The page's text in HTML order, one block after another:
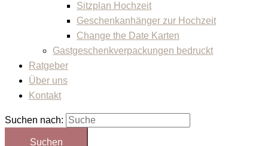
Sitzplan Hochzeit
Geschenkanhänger zur Hochzeit
Change the Date Karten
Gastgeschenkverpackungen bedruckt
Ratgeber
Über uns
Kontakt
Suchen nach: